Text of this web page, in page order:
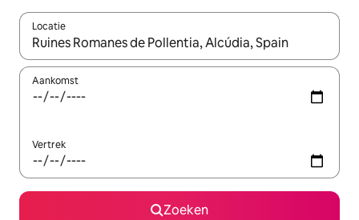
Locatie
Wanneer er resultaten beschikbaar zijn, maak je een keuze
Aankomst
Vertrek
Zoeken